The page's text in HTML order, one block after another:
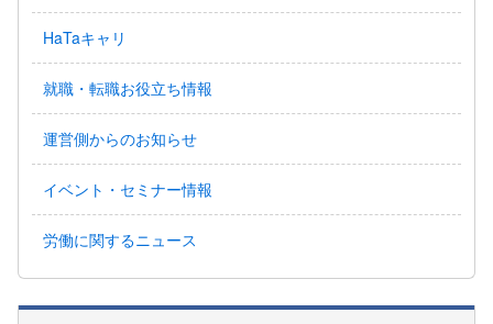
HaTaキャリ
就職・転職お役立ち情報
運営側からのお知らせ
イベント・セミナー情報
労働に関するニュース